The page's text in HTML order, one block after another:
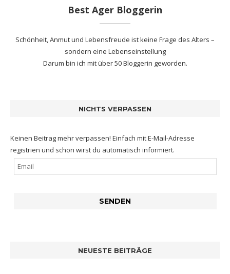
Best Ager Bloggerin
Schönheit, Anmut und Lebensfreude ist keine Frage des Alters –
sondern eine Lebenseinstellung
Darum bin ich mitüber 50 Bloggerin geworden.
NICHTS VERPASSEN
Keinen Beitrag mehr verpassen! Einfach mit E-Mail-Adresse
registrien und schon wirst du automatisch informiert.
NEUESTE BEITRÄGE